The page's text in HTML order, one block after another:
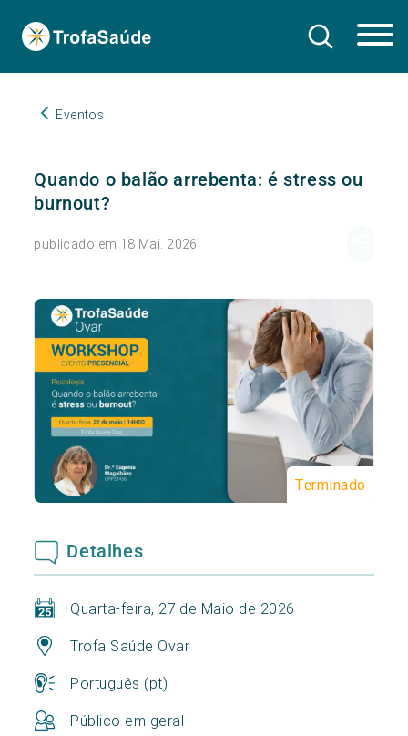
Eventos
Quando o balão arrebenta: é stress ou
burnout?
publicado em 18 Mai. 2026
Terminado
Detalhes
Quarta-feira, 27 de Maio de 2026
Trofa Saúde Ovar
Português (pt)
Público em geral